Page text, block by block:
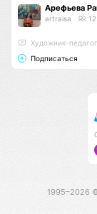
Арефьева
artraisa 12
Художник-педагог
Подписаться
1995–2026